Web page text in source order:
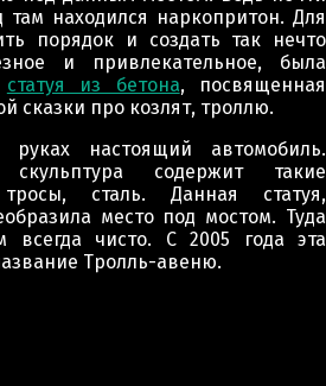
там находился наркопритон. Для
порядок и создать так нечто
и привлекательное, была
статуя из бетона, посвященная
сказки про козлят, троллю.
настоящий автомобиль.
содержит такие
сталь. Данная статуя,
место под мостом. Туда
всегда чисто. С 2005 года эта
Тролль-авеню.